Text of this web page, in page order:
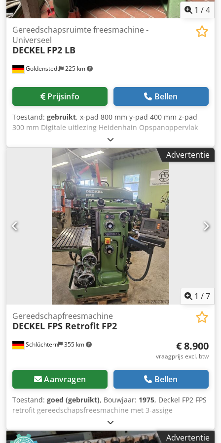
1 /4
Goldenstedt 225 km
Gereedschapsruimte freesmachine -
Universeel
DECKEL FP2 LB
Prijsinfo Bellen
Toestand: gebruikt, x-pad 800 mm y-pad 400 mm z-pad
300 mm Digitale uitlezing Heidenhain Opspanoppervlak
tafel 1000 x 520 mm Toerentalbereik 40 x 2000 rpm
Spindelhouder SK 40 Totaal benodigd vermogen 2,2 kW
Machinegewicht ca. 2,2 ton Benodigde ruimte ca. 1700 x
1600 x 1800 m Dodpfxeqpl Uuo Amhskr Afdekking FP 2 B -
schuin bed in rijdende kolomuitvoering Universele zwenk-
en kanteltafel incl. diverse houders SK40, schroefdraad
S20x2 Spantanghouder Machine is gereviseerd voor ca.
Advertentie
1 /7
Schlüchtern 355 km
Gereedschapfreesmachine
DECKEL FPS Retrofit FP2
€ 8.900
vraagprijs excl. btw
Aanvragen Bellen
Toestand: goed (gebruikt), Bouwjaar: 1975, Deckel FP2 FPS
retrofit gereedschapsfreesmachine met 3-assige
Heidenhain digitale uitlezing. Machine verkeert in goede
staat en komt uit de opleidingsafdeling. Starre tafel,
Advertentie